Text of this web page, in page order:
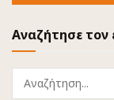
Αναζήτησε